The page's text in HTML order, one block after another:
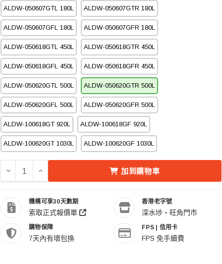
ALDW-050607GTL 180L ALDW-050607GTR 180L
ALDW-050607GFL 180L ALDW-050607GFR 180L
ALDW-050618GTL 450L ALDW-050618GTR 450L
ALDW-050618GFL 450L ALDW-050618GFR 450L
ALDW-050620GTL 500L ALDW-050620GTR 500L
ALDW-050620GFL 500L ALDW-050620GFR 500L
ALDW-100618GT 920L ALDW-100618GF 920L
ALDW-100620GT 1030L ALDW-100620GF 1030L
減少 ACALAVA ALDW-050620GTR 500L 電子防潮衣櫃 的數
增加 ACALAVA ALDW-050620GTR 500L 電子防潮
加到購物車
機構可享30天數期
索取正式報價單
香港老字號
深水埗・旺角門市
購物保障
7天內有壞包換
FPS | 信用卡
FPS 免手續費